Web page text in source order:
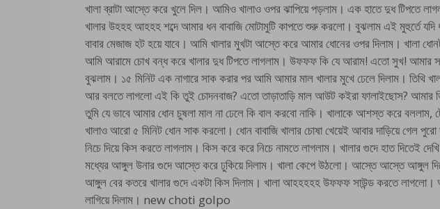
খালা ব্রাটা আস্তে করে খুলে দিল। আমিও খালাও ওপর ঝাপিয়ে পড়লাম। এক হাতে দুধ টিপতে
খালার উহহহ আহহহ শব্দে আমার ধন বাবাজি মোটামুটি কাপতে শুরু করলো। বুঝলাম এই মুহুর্তে যদি
বাবার মেজাজ হট হয়ে যাবে। আমি খালার মুখটা আস্তে করে আমার ধোনের ওপর দিলাম। খালা
আমি আরামে চোখ বন্ধ করে খালার দুধ টিপতে লাগলাম। উফফফ কি যে আরাম! এতো সুখ! আমার
বুঝলাম। ১৫ মিনিট এক নাগারে সাক করার পর আমি আমার মাল খালার মুখে ঢেলে দিলাম। তিথি
আর বলতে লাগলো এই কি তুই চোদনবাজ? এতো তাড়াতাড়ি মাল আউট কইরা ফালাইছোস? আমার
তুমি যে ভাবে আমার ধোন চুষলা মাল না ঢেলে কি বাল করবো নাকি। খালাকে আশস্ত করে
খালাও আরো ৫ মিনিট ধোন সাক করলো। ধোন বাবাজি খালার চোষা খেয়েই আবার দাড়িয়ে গেল
নিচে দিয়ে কিস করতে লাগলাম। কিস করে করে নিচে নামতে লাগলাম। খালার গুদে হাত দিতেই
মধ্যের আঙ্গুল উনার গুদে আস্তে করে ঢুকিয়ে দিলাম। খালা কেপে উঠলো। আস্তে আস্তে আঙ্গুল
আঙ্গুল বের কতরে খালার গুদে একটা কিস দিলাম। খালা আহহহহহ উফফফ সাউন্ড করতে লাগলো।
লাগিয়ে দিলাম। new choti golpo